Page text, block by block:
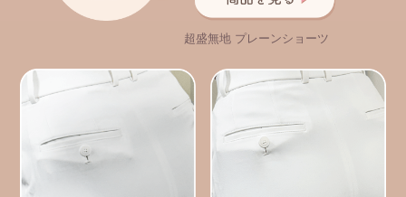
超盛無地 プレーンショーツ